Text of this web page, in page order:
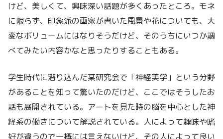
けど、美しくて、興味深い話題が多くあったところ。モネ
に限らず、印象派の画家が書いた風景や花についても、大
変なボリュームにはなりそうだけど、そのうちにいつか調
べてみたい内容かなと思ったりすることもある。
学生時代に潜り込んだ某研究会で「神経美学」という分野
があることを知って驚いたのだけど、ここではそうしたお
話も展開されている。アートを見た時の脳を中心とした神
経系の働きについて解説されている。人によって趣味や嗜
好が違うので一概には言えないけど、その人によって良い